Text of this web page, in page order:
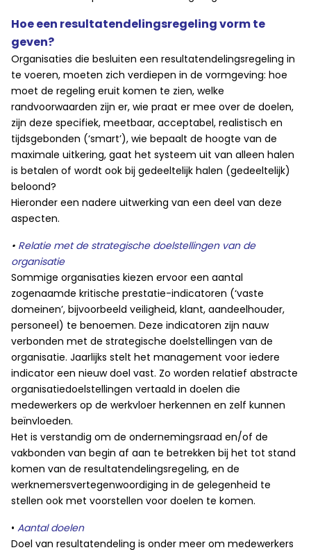
Hoe een resultatendelingsregeling vorm te
geven?
Organisaties die besluiten een resultatendelingsregeling in
te voeren, moeten zich verdiepen in de vormgeving: hoe
moet de regeling eruit komen te zien, welke
randvoorwaarden zijn er, wie praat er mee over de doelen,
zijn deze specifiek, meetbaar, acceptabel, realistisch en
tijdsgebonden (‘smart’), wie bepaalt de hoogte van de
maximale uitkering, gaat het systeem uit van alleen halen
is betalen of wordt ook bij gedeeltelijk halen (gedeeltelijk)
beloond?
Hieronder een nadere uitwerking van een deel van deze
aspecten.
• Relatie met de strategische doelstellingen van de
organisatie
Sommige organisaties kiezen ervoor een aantal
zogenaamde kritische prestatie-indicatoren (‘vaste
domeinen’, bijvoorbeeld veiligheid, klant, aandeelhouder,
personeel) te benoemen. Deze indicatoren zijn nauw
verbonden met de strategische doelstellingen van de
organisatie. Jaarlijks stelt het management voor iedere
indicator een nieuw doel vast. Zo worden relatief abstracte
organisatiedoelstellingen vertaald in doelen die
medewerkers op de werkvloer herkennen en zelf kunnen
beïnvloeden.
Het is verstandig om de ondernemingsraad en/of de
vakbonden van begin af aan te betrekken bij het tot stand
komen van de resultatendelingsregeling, en de
werknemersvertegenwoordiging in de gelegenheid te
stellen ook met voorstellen voor doelen te komen.
• Aantal doelen
Doel van resultatendeling is onder meer om medewerkers